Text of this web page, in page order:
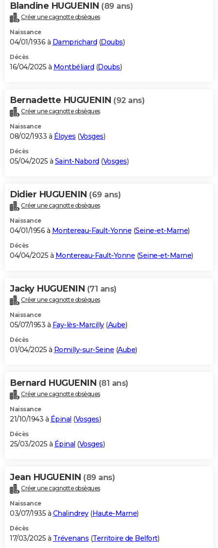
Blandine HUGUENIN (89 ans)
Créer une cagnotte obsèques
Naissance
04/01/1936 à Damprichard (Doubs)
Décès
16/04/2025 à Montbéliard (Doubs)
Bernadette HUGUENIN (92 ans)
Créer une cagnotte obsèques
Naissance
08/02/1933 à Éloyes (Vosges)
Décès
05/04/2025 à Saint-Nabord (Vosges)
Didier HUGUENIN (69 ans)
Créer une cagnotte obsèques
Naissance
04/01/1956 à Montereau-Fault-Yonne (Seine-et-Marne)
Décès
04/04/2025 à Montereau-Fault-Yonne (Seine-et-Marne)
Jacky HUGUENIN (71 ans)
Créer une cagnotte obsèques
Naissance
05/07/1953 à Fay-lès-Marcilly(Aube)
Décès
01/04/2025 à Romilly-sur-Seine (Aube)
Bernard HUGUENIN (81 ans)
Créer une cagnotte obsèques
Naissance
21/10/1943 à Épinal (Vosges)
Décès
25/03/2025 à Épinal (Vosges)
Jean HUGUENIN (89 ans)
Créer une cagnotte obsèques
Naissance
03/07/1935 à Chalindrey(Haute-Marne)
Décès
17/03/2025 à Trévenans (Territoire de Belfort)